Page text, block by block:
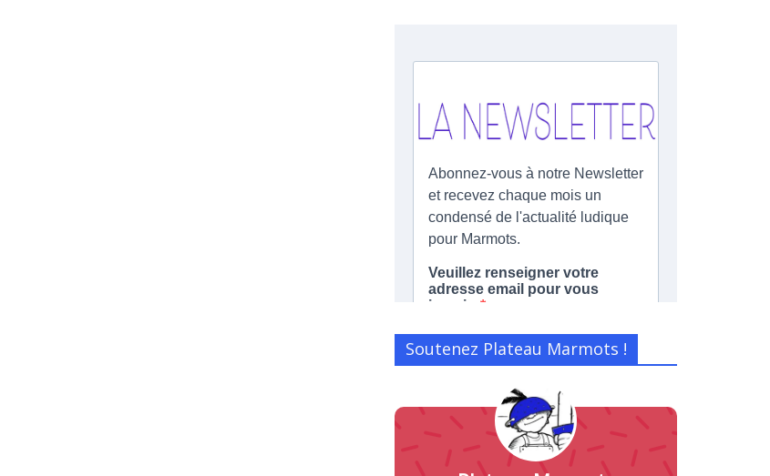
Soutenez Plateau Marmots !